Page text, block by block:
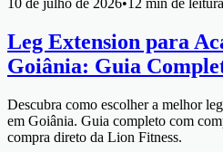
10 de julho de 2026•12 min de leitura
Leg Extension para
Goiânia: Guia
Descubra como escolher a melhor
em Goiânia. Guia completo com
compra direto da Lion Fitness.